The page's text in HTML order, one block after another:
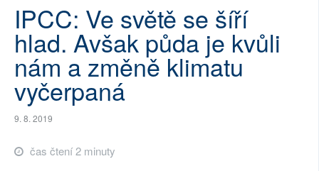
ARCHIV
ROZHOVORY
TÉMATA
NEJČTENĚJŠÍ ZA 7 DNÍ
IPCC: Ve světě se šíří
hlad. Avšak půda je kvůli
nám a změně klimatu
vyčerpaná
9. 8. 2019
čas čtení 2 minuty